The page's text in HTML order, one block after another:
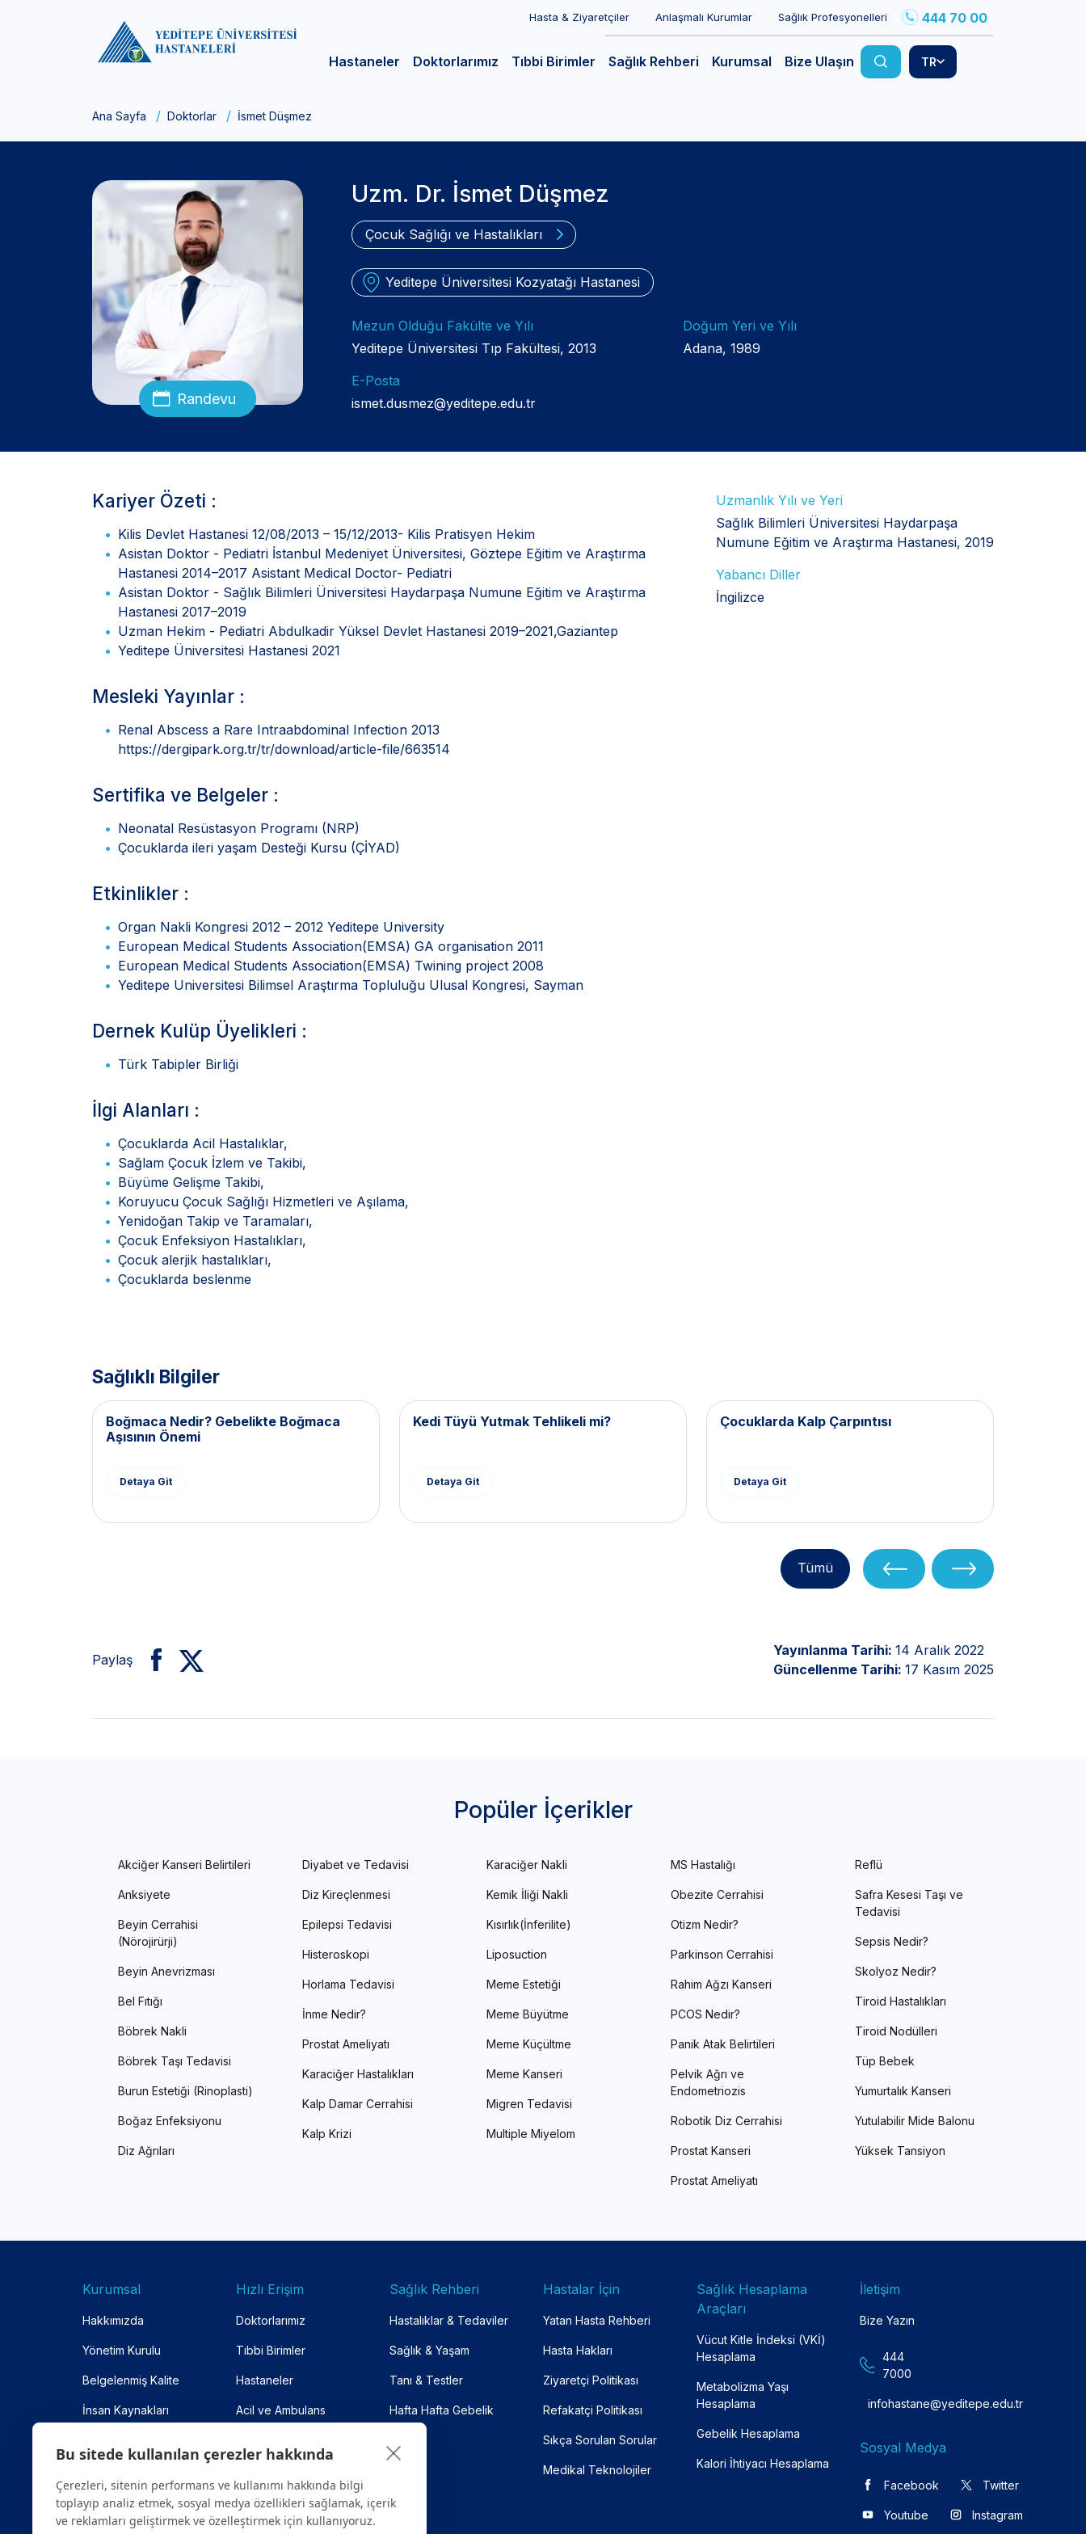
Hasta & Ziyaretçiler Anlaşmalı Kurumlar Sağlık Profesyonelleri 444 70 00
Hastaneler Doktorlarımız Tıbbi Birimler Sağlık Rehberi Kurumsal Bize Ulaşın TR
Ana Sayfa Doktorlar İsmet Düşmez
Randevu
Uzm. Dr. İsmet Düşmez
Çocuk Sağlığı ve Hastalıkları
Yeditepe Üniversitesi Kozyatağı Hastanesi
Mezun Olduğu Fakülte ve Yılı
Yeditepe Üniversitesi Tıp Fakültesi, 2013
Doğum Yeri ve Yılı
Adana, 1989
E-Posta
ismet.dusmez@yeditepe.edu.tr
Kariyer Özeti :
Kilis Devlet Hastanesi 12/08/2013 – 15/12/2013- Kilis Pratisyen Hekim
Asistan Doktor - Pediatri İstanbul Medeniyet Üniversitesi, Göztepe Eğitim ve Araştırma
Hastanesi 2014–2017 Asistant Medical Doctor- Pediatri
Asistan Doktor - Sağlık Bilimleri Üniversitesi Haydarpaşa Numune Eğitim ve Araştırma
Hastanesi 2017–2019
Uzman Hekim - Pediatri Abdulkadir Yüksel Devlet Hastanesi 2019–2021,Gaziantep
Yeditepe Üniversitesi Hastanesi 2021
Mesleki Yayınlar :
Renal Abscess a Rare Intraabdominal Infection 2013
https://dergipark.org.tr/tr/download/article-file/663514
Sertifika ve Belgeler :
Neonatal Resüstasyon Programı (NRP)
Çocuklarda ileri yaşam Desteği Kursu (ÇİYAD)
Etkinlikler :
Organ Nakli Kongresi 2012 – 2012 Yeditepe University
European Medical Students Association(EMSA) GA organisation 2011
European Medical Students Association(EMSA) Twining project 2008
Yeditepe Universitesi Bilimsel Araştırma Topluluğu Ulusal Kongresi, Sayman
Dernek Kulüp Üyelikleri :
Türk Tabipler Birliği
İlgi Alanları :
Çocuklarda Acil Hastalıklar,
Sağlam Çocuk İzlem ve Takibi,
Büyüme Gelişme Takibi,
Koruyucu Çocuk Sağlığı Hizmetleri ve Aşılama,
Yenidoğan Takip ve Taramaları,
Çocuk Enfeksiyon Hastalıkları,
Çocuk alerjik hastalıkları,
Çocuklarda beslenme
Uzmanlık Yılı ve Yeri
Sağlık Bilimleri Üniversitesi Haydarpaşa
Numune Eğitim ve Araştırma Hastanesi, 2019
Yabancı Diller
İngilizce
Sağlıklı Bilgiler
Boğmaca Nedir? Gebelikte Boğmaca
Aşısının Önemi
Detaya Git
Kedi Tüyü Yutmak Tehlikeli mi?
Detaya Git
Çocuklarda Kalp Çarpıntısı
Detaya Git
Tümü
Paylaş
Yayınlanma Tarihi: 14 Aralık 2022
Güncellenme Tarihi: 17 Kasım 2025
Popüler İçerikler
Akciğer Kanseri Belirtileri
Anksiyete
Beyin Cerrahisi
(Nörojirürji)
Beyin Anevrizması
Bel Fıtığı
Böbrek Nakli
Böbrek Taşı Tedavisi
Burun Estetiği (Rinoplasti)
Boğaz Enfeksiyonu
Diz Ağrıları
Diyabet ve Tedavisi
Diz Kireçlenmesi
Epilepsi Tedavisi
Histeroskopi
Horlama Tedavisi
İnme Nedir?
Prostat Ameliyatı
Karaciğer Hastalıkları
Kalp Damar Cerrahisi
Kalp Krizi
Karaciğer Nakli
Kemik İliği Nakli
Kısırlık(İnferilite)
Liposuction
Meme Estetiği
Meme Büyütme
Meme Küçültme
Meme Kanseri
Migren Tedavisi
Multiple Miyelom
MS Hastalığı
Obezite Cerrahisi
Otizm Nedir?
Parkinson Cerrahisi
Rahim Ağzı Kanseri
PCOS Nedir?
Panik Atak Belirtileri
Pelvik Ağrı ve
Endometriozis
Robotik Diz Cerrahisi
Prostat Kanseri
Prostat Ameliyatı
Reflü
Safra Kesesi Taşı ve
Tedavisi
Sepsis Nedir?
Skolyoz Nedir?
Tiroid Hastalıkları
Tiroid Nodülleri
Tüp Bebek
Yumurtalık Kanseri
Yutulabilir Mide Balonu
Yüksek Tansiyon
Kurumsal
Hakkımızda
Yönetim Kurulu
Belgelenmiş Kalite
İnsan Kaynakları
Hızlı Erişim
Doktorlarımız
Tıbbi Birimler
Hastaneler
Acil ve Ambulans
Sağlık Rehberi
Hastalıklar & Tedaviler
Sağlık & Yaşam
Tanı & Testler
Hafta Hafta Gebelik
Hastalar İçin
Yatan Hasta Rehberi
Hasta Hakları
Ziyaretçi Politikası
Refakatçi Politikası
Sıkça Sorulan Sorular
Medikal Teknolojiler
Sağlık Hesaplama
Araçları
Vücut Kitle İndeksi (VKİ)
Hesaplama
Metabolizma Yaşı
Hesaplama
Gebelik Hesaplama
Kalori İhtiyacı Hesaplama
İletişim
Bize Yazın
444
7000
infohastane@yeditepe.edu.tr
Sosyal Medya
Facebook Twitter
Youtube Instagram
Bu sitede kullanılan çerezler hakkında
Çerezleri, sitenin performans ve kullanımı hakkında bilgi
toplayıp analiz etmek, sosyal medya özellikleri sağlamak, içerik
ve reklamları geliştirmek ve özelleştirmek için kullanıyoruz.